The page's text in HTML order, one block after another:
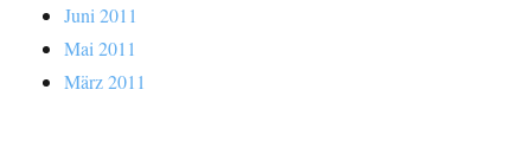
Juni 2011
Mai 2011
März 2011